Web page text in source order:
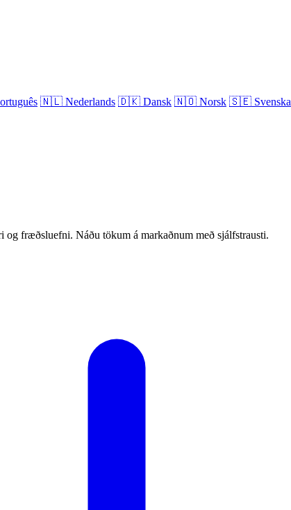
🇳🇱 Nederlands 🇩🇰 Dansk 🇳🇴 Norsk 🇸🇪 Svenska
fræðsluefni. Náðu tökum á markaðnum með sjálfstrausti.